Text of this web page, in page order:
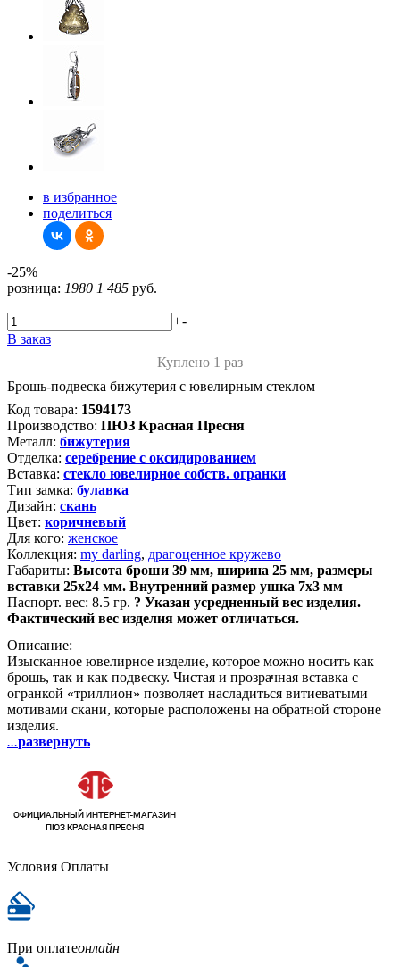
в избранное
поделиться
-25%
розница: 1980 1 485 руб.
+-
В заказ
Куплено 1 раз
Брошь-подвеска бижутерия с ювелирным стеклом
Код товара: 1594173
Производство: ПЮЗ Красная Пресня
Металл: бижутерия
Отделка: серебрение с оксидированием
Вставка: стекло ювелирное собств. огранки
Тип замка: булавка
Дизайн: скань
Цвет: коричневый
Для кого: женское
Коллекция: my darling, драгоценное кружево
Габариты: Высота броши 39 мм, ширина 25 мм, размеры
вставки 25х24 мм. Внутренний размер ушка 7х3 мм
Паспорт. вес: 8.5 гр. ? Указан усредненный вес изделия.
Фактический вес изделия может отличаться.
Описание:
Изысканное ювелирное изделие, которое можно носить как
брошь, так и как подвеску. Чистая и прозрачная вставка с
огранкой «триллион» позволяет насладиться витиеватыми
мотивами скани, которые расположены на обратной стороне
изделия.
...развернуть
Условия Оплаты
При оплатеонлайн